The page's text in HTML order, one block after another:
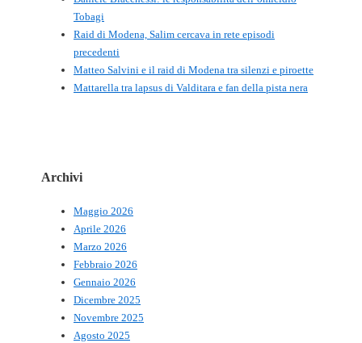
Tobagi
Raid di Modena, Salim cercava in rete episodi
precedenti
Matteo Salvini e il raid di Modena tra silenzi e piroette
Mattarella tra lapsus di Valditara e fan della pista nera
Archivi
Maggio 2026
Aprile 2026
Marzo 2026
Febbraio 2026
Gennaio 2026
Dicembre 2025
Novembre 2025
Agosto 2025